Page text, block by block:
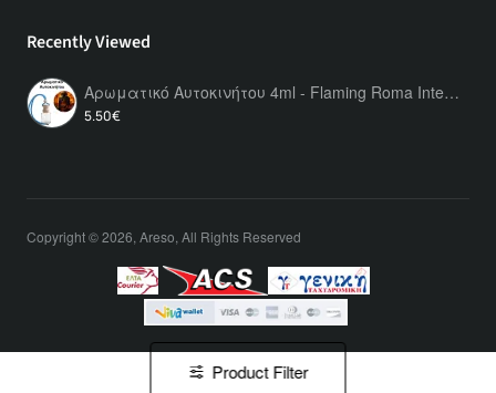
Recently Viewed
Αρωματικό Αυτοκινήτου 4ml - Flaming Roma Intense Men
5.50€
Copyright © 2026, Areso, All Rights Reserved
Product Filter